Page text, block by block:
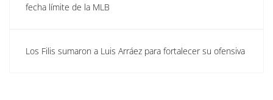
fecha límite de la MLB
Los Filis sumaron a Luis Arráez para fortalecer su ofensiva